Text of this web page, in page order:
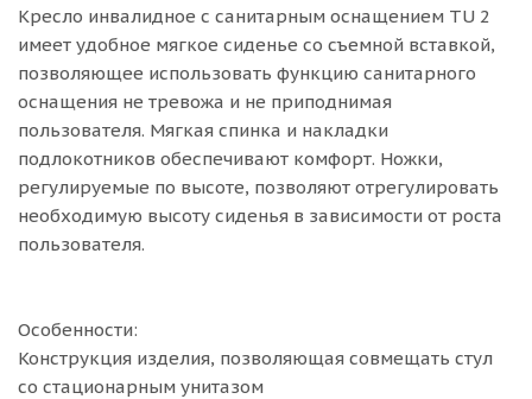
Кресло инвалидное с санитарным оснащением TU 2
имеет удобное мягкое сиденье со съемной вставкой,
позволяющее использовать функцию санитарного
оснащения не тревожа и не приподнимая
пользователя. Мягкая спинка и накладки
подлокотников обеспечивают комфорт. Ножки,
регулируемые по высоте, позволяют отрегулировать
необходимую высоту сиденья в зависимости от роста
пользователя.
Особенности:
Конструкция изделия, позволяющая совмещать стул
со стационарным унитазом